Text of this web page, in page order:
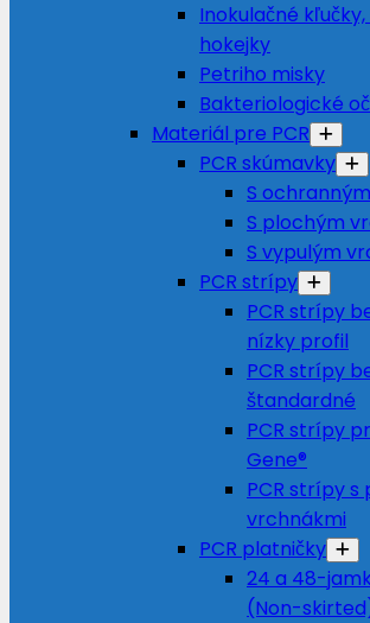
Inokulačné
hokejky
Petriho misky
Bakteriologické
Materiál pre PCR
PCR skúmavky
S
S plochým
S vypulým
PCR strípy
PCR strípy
nízky profil
PCR strípy
štandardné
PCR strípy
Gene®
PCR strípy s
vrchnákmi
PCR platničky
24 a 48-
(Non-